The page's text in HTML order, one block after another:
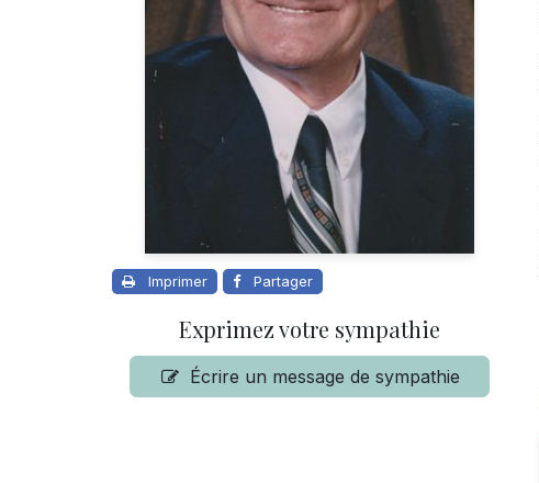
Imprimer Partager
Exprimez votre sympathie
Écrire un message de sympathie